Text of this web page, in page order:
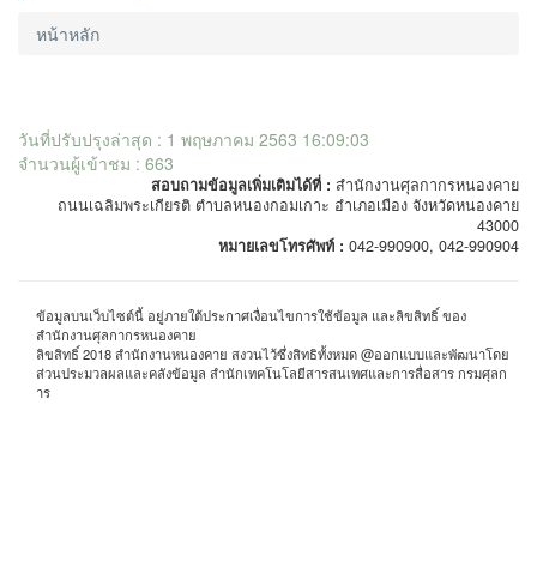
หน้าหลัก
วันที่ปรับปรุงล่าสุด : 1 พฤษภาคม 2563 16:09:03
จำนวนผู้เข้าชม : 663
สอบถามข้อมูลเพิ่มเติมได้ที่ : สำนักงานศุลกากรหนองคาย
ถนนเฉลิมพระเกียรติ ตำบลหนองกอมเกาะ อำเภอเมือง จังหวัดหนองคาย
43000
หมายเลขโทรศัพท์ : 042-990900, 042-990904
ข้อมูลบนเว็บไซต์นี้ อยู่ภายใต้ประกาศเงื่อนไขการใช้ข้อมูล และลิขสิทธิ์ ของ
สำนักงานศุลกากรหนองคาย
ลิขสิทธิ์ 2018 สำนักงานหนองคาย สงวนไว้ซึ่งสิทธิทั้งหมด @ออกแบบและพัฒนาโดย
ส่วนประมวลผลและคลังข้อมูล สำนักเทคโนโลยีสารสนเทศและการสื่อสาร กรมศุลก
าร